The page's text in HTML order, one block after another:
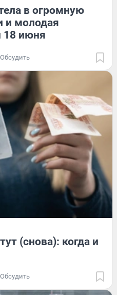
в огромную
и молодая
18 июня
Обсудить
(снова): когда и
Обсудить